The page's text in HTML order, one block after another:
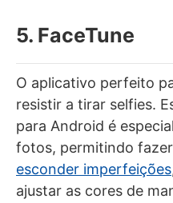
5. FaceTune
O aplicativo perfeito
resistir a tirar selfies.
para Android é
fotos, permitindo
esconder imperfeições
ajustar as cores de